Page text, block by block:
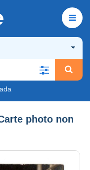
photo non